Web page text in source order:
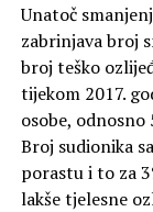
Unatoč
zabrinjava broj
broj teško
tijekom 2017.
osobe,
Broj sudionika
porastu i to za
lakše tjelesne